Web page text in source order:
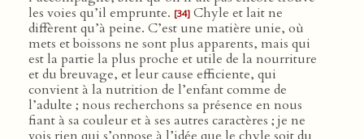
les voies qu’il emprunte. [34] Chyle et lait ne
diffèrent qu’à peine. C’est une matière unie, où
mets et boissons ne sont plus apparents, mais qui
est la partie la plus proche et utile de la nourriture
et du breuvage, et leur cause efficiente, qui
convient à la nutrition de l’enfant comme de
l’adulte ; nous recherchons sa présence en nous
fiant à sa couleur et à ses autres caractères ; je ne